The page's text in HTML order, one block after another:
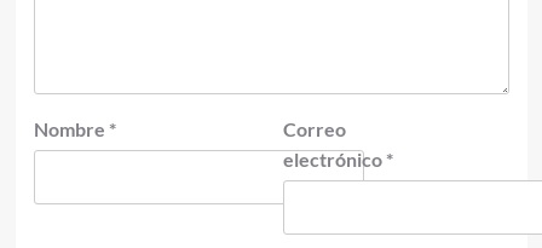
Nombre *
Correo
electrónico *